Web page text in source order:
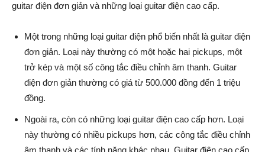
guitar điện đơn giản và những loại guitar điện cao cấp.
Một trong những loại guitar điện phổ biến nhất là guitar điện
đơn giản. Loại này thường có một hoặc hai pickups, một
trở kép và một số công tắc điều chỉnh âm thanh. Guitar
điện đơn giản thường có giá từ 500.000 đồng đến 1 triệu
đồng.
Ngoài ra, còn có những loại guitar điện cao cấp hơn. Loại
này thường có nhiều pickups hơn, các công tắc điều chỉnh